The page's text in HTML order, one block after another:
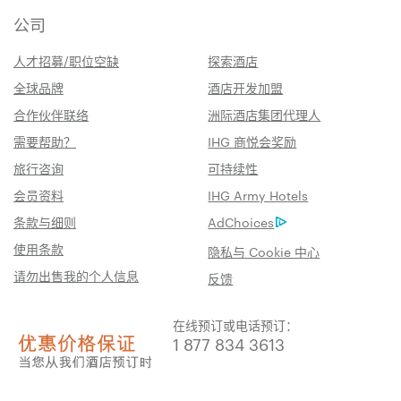
公司
人才招募/职位空缺
探索酒店
全球品牌
酒店开发加盟
合作伙伴联络
洲际酒店集团代理人
需要帮助？
IHG 商悦会奖励
旅行咨询
可持续性
会员资料
IHG Army Hotels
条款与细则
AdChoices
使用条款
隐私与 Cookie 中心
请勿出售我的个人信息
反馈
在线预订或电话预订：
1 877 834 3613